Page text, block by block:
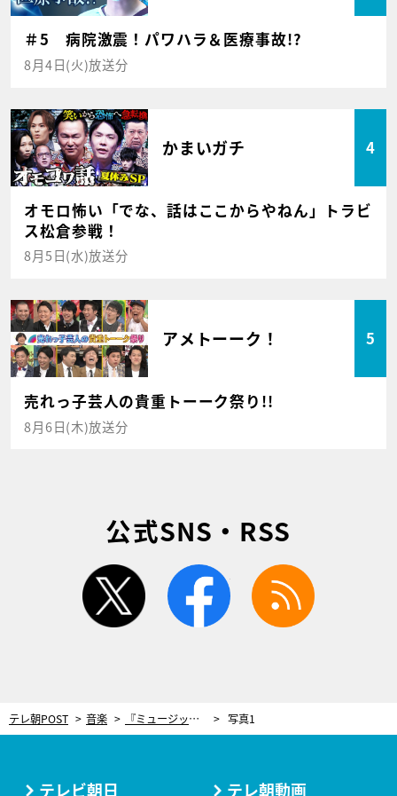
＃5 病院激震！パワハラ＆医療事故!?
8月4日(火)放送分
かまいガチ 4
オモロ怖い「でな、話はここからやねん」トラビ
ス松倉参戦！
8月5日(水)放送分
アメトーーク！ 5
売れっ子芸人の貴重トーーク祭り!!
8月6日(木)放送分
公式SNS・RSS
twitter facebook
テレ朝POST 音楽 『ミュージックステーション SUPER LIVE 2025』出演アーティスト第1弾、豪華48組が発表！ 写真1
テレビ朝日 テレ朝動画